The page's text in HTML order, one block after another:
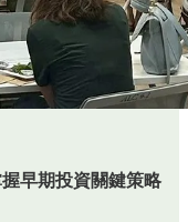
早期投資關鍵策略